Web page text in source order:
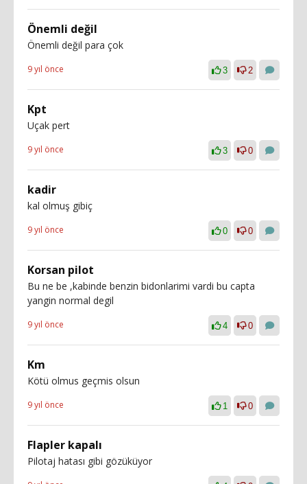
Önemli değil
Önemli değil para çok
9 yıl önce 3 2
Kpt
Uçak pert
9 yıl önce 3 0
kadir
kal olmuş gibiç
9 yıl önce 0 0
Korsan pilot
Bu ne be ,kabinde benzin bidonlarimi vardi bu capta
yangin normal degil
9 yıl önce 4 0
Km
Kötü olmus geçmis olsun
9 yıl önce 1 0
Flapler kapalı
Pilotaj hatası gibi gözüküyor